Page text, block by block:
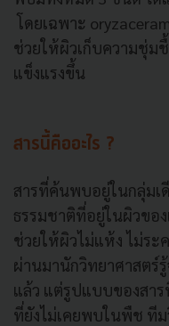
โดยเฉพาะ
ช่วยให้ผิวเก็บความชุ่ม
แข็งแรงขึ้น
สารนี้คืออะไร ?
สารที่ค้นพบอยู่ในกลุ่มเ
ธรรมชาติที่อยู่ในผิวขอ
ช่วยให้ผิวไม่แห้ง ไม่ระ
ผ่านมานักวิทยาศาสตร์
แล้ว แต่รูปแบบของสา
ที่ยังไม่เคยพบในพืช ที